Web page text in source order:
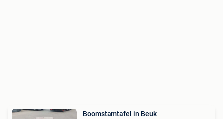
Boomstamtafel in Beuk